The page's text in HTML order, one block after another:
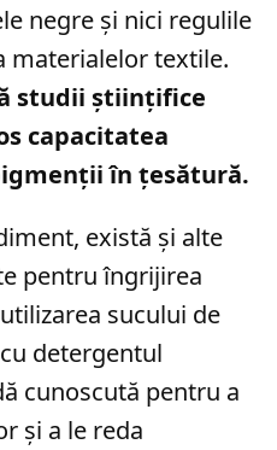
negre și nici regulile
materialelor textile.
studii științifice
capacitatea
în țesătură.
există și alte
pentru îngrijirea
sucului de
detergentul
cunoscută pentru a
și a le reda